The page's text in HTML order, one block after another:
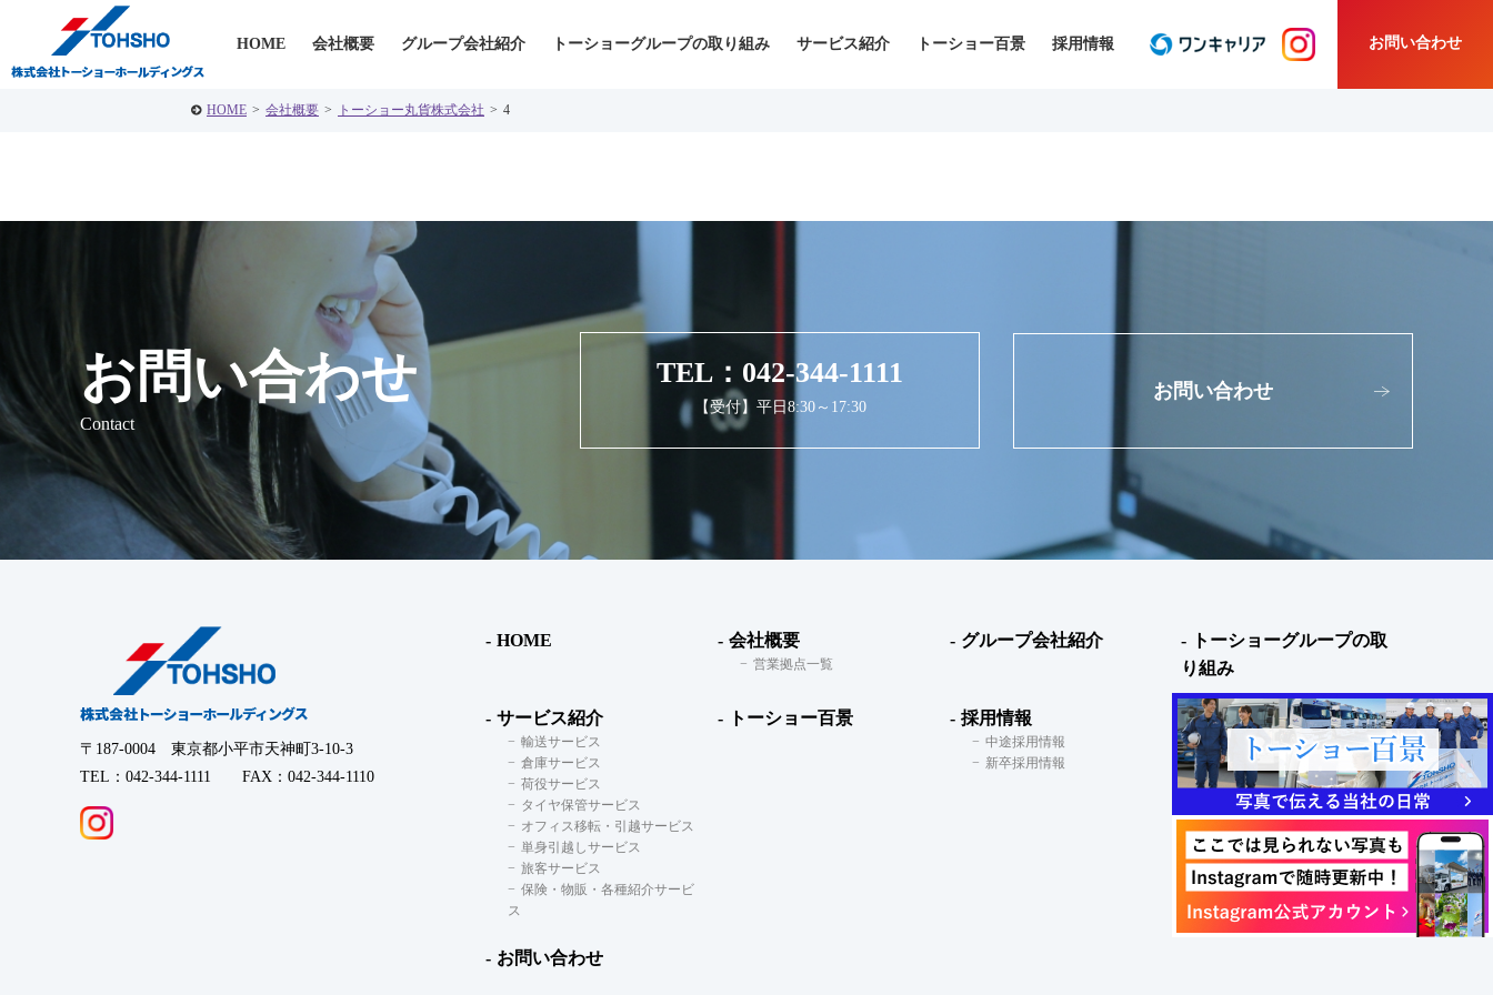
HOME 会社概要 グループ会社紹介 トーショーグループの取り組み サービス紹介 トーショー百景 採用情報 お問い合わせ
HOME > 会社概要 > トーショー丸貨株式会社 > 4
お問い合わせ
Contact
TEL：042-344-1111
【受付】平日8:30～17:30
お問い合わせ
HOME 会社概要
営業拠点一覧
グループ会社紹介
トーショーグループの取
り組み
サービス紹介
輸送サービス
倉庫サービス
荷役サービス
タイヤ保管サービス
オフィス移転・引越サービス
単身引越しサービス
旅客サービス
保険・物販・各種紹介サービ
ス
トーショー百景 採用情報
中途採用情報
新卒採用情報
ブログ・新着情報
お問い合わせ
〒187-0004 東京都小平市天神町3-10-3
TEL：042-344-1111 FAX：042-344-1110